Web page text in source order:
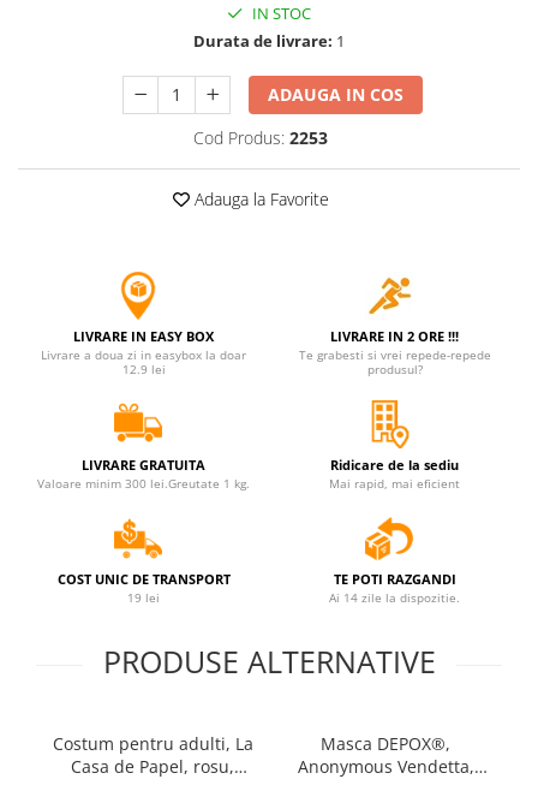
UNIVERSUL COPIILOR
Costume si seturi pentru copii
Accesorii costume copii
Jucarii antistres
Plusuri roblox, rainbow friend
Figurine si masinute duble
Instrumente muzicale de jucarie
Gaming, Carti & Birotica
Costume spiderman
ACCESORII & DIVERSE
Accesorii decorative
Jocuri de sah si table
Produse si dispozitive ajutatoare
CASA SI GRADINA
Cutite & seturi de cutite
IN STOC
Durata de livrare: 1
ADAUGA IN COS
Cod Produs: 2253
Adauga la Favorite
LIVRARE IN EASY BOX
Livrare a doua zi in easybox la doar
12.9 lei
LIVRARE IN 2 ORE !!!
Te grabesti si vrei repede-repede
produsul?
LIVRARE GRATUITA
Valoare minim 300 lei.Greutate 1 kg.
Ridicare de la sediu
Mai rapid, mai eficient
COST UNIC DE TRANSPORT
19 lei
TE POTI RAZGANDI
Ai 14 zile la dispozitie.
PRODUSE ALTERNATIVE
Costum pentru adulti, La
Casa de Papel, rosu,
Masca DEPOX®,
Anonymous Vendetta,